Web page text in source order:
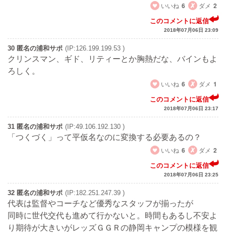
いいね 6 ダメ 2
このコメントに返信
2018年07月06日 23:09
30 匿名の浦和サポ (IP:126.199.199.53 )
クリンスマン、ギド、リティーとか胸熱だな、バインもよ
ろしく。
いいね 6 ダメ 1
このコメントに返信
2018年07月06日 23:17
31 匿名の浦和サポ (IP:49.106.192.130 )
「つくづく」って平仮名なのに変換する必要あるの？
いいね 6 ダメ 2
このコメントに返信
2018年07月06日 23:25
32 匿名の浦和サポ (IP:182.251.247.39 )
代表は監督やコーチなど優秀なスタッフが揃ったが
同時に世代交代も進めて行かないと。時間もあるし不安よ
り期待が大きいがレッズＧＧＲの静岡キャンプの模様を観